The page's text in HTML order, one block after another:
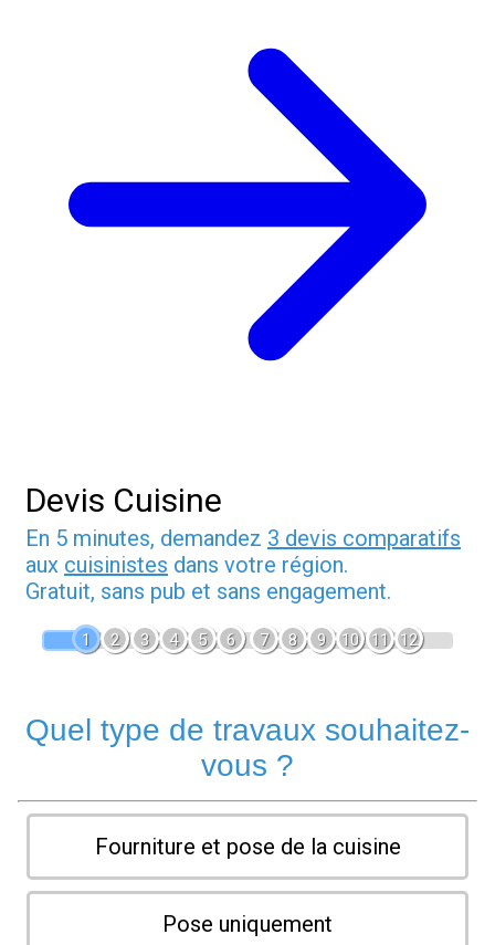
Devis Cuisine
En 5 minutes, demandez 3 devis comparatifs
aux cuisinistes dans votre région.
Gratuit, sans pub et sans engagement.
1 2 3 4 5 6 7 8 9 10 11 12
Quel type de travaux souhaitez-
vous ?
Fourniture et pose de la cuisine
Pose uniquement